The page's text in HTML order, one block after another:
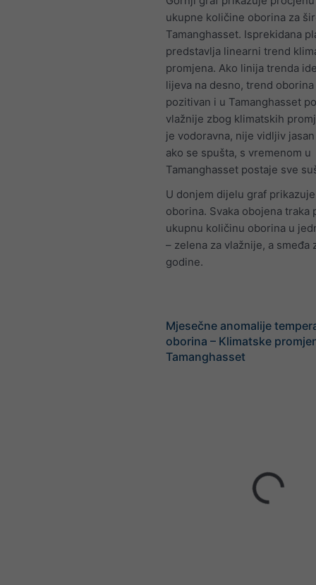
ukupne količine oborina za
Tamanghasset. Isprekidana
predstavlja linearni trend
promjena. Ako linija trenda
lijeva na desno, trend
pozitivan i u Tamanghasset
vlažnije zbog klimatskih
je vodoravna, nije vidljiv
ako se spušta, s vremenom u
Tamanghasset postaje sve
U donjem dijelu graf
oborina. Svaka obojena traka
ukupnu količinu oborina u
– zelena za vlažnije, a smeđa
godine.
Mjesečne anomalije
oborina – Klimatske
Tamanghasset